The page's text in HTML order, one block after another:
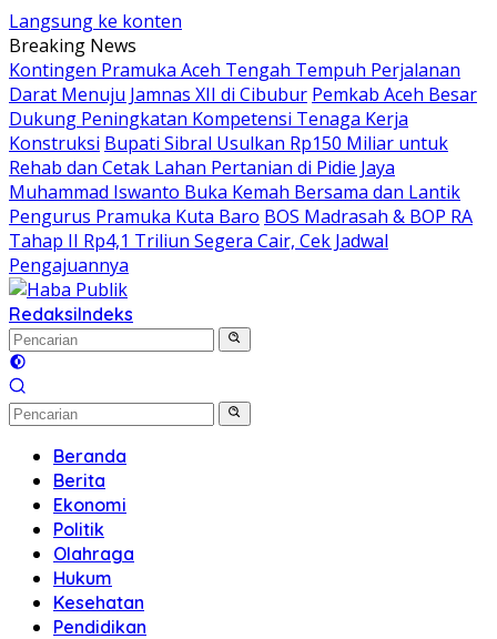
Langsung ke konten
Breaking News
Kontingen Pramuka Aceh Tengah Tempuh Perjalanan
Darat Menuju Jamnas XII di Cibubur Pemkab Aceh Besar
Dukung Peningkatan Kompetensi Tenaga Kerja
Konstruksi Bupati Sibral Usulkan Rp150 Miliar untuk
Rehab dan Cetak Lahan Pertanian di Pidie Jaya
Muhammad Iswanto Buka Kemah Bersama dan Lantik
Pengurus Pramuka Kuta Baro BOS Madrasah & BOP RA
Tahap II Rp4,1 Triliun Segera Cair, Cek Jadwal
Pengajuannya
RedaksiIndeks
Beranda
Berita
Ekonomi
Politik
Olahraga
Hukum
Kesehatan
Pendidikan